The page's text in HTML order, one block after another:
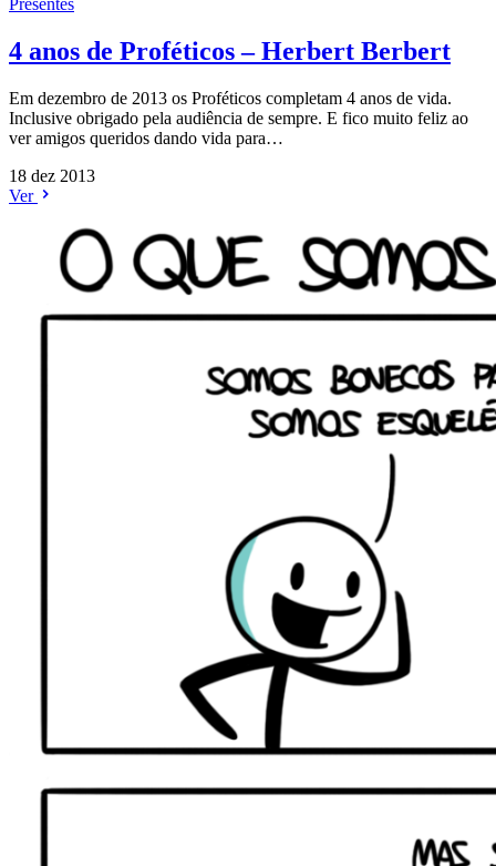
Presentes
4 anos de Proféticos – Herbert Berbert
Em dezembro de 2013 os Proféticos completam 4 anos de vida.
Inclusive obrigado pela audiência de sempre. E fico muito feliz ao
ver amigos queridos dando vida para…
18 dez 2013
Ver